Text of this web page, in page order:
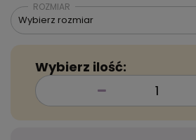
ROZMIAR
Wybierz rozmiar
Wybierz ilość: